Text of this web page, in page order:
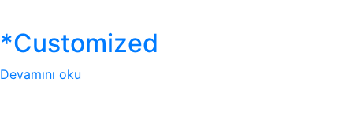
*Customized
Devamını oku